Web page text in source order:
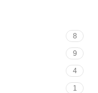
8
9
4
1